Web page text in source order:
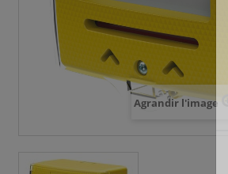
Agrandir l'image